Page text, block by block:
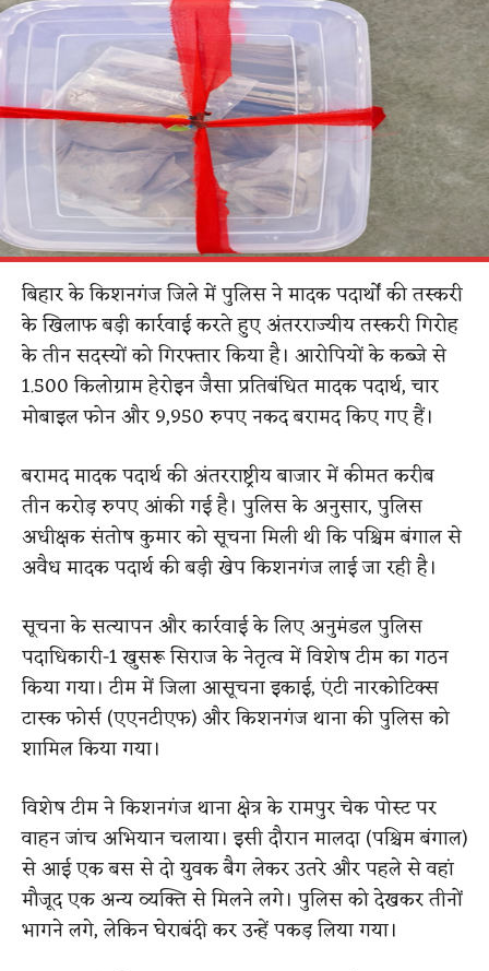
बिहार के किशनगंज जिले में पुलिस ने मादक पदार्थों की तस्करी
के खिलाफ बड़ी कार्रवाई करते हुए अंतरराज्यीय तस्करी गिरोह
के तीन सदस्यों को गिरफ्तार किया है। आरोपियों के कब्जे से
1.500 किलोग्राम हेरोइन जैसा प्रतिबंधित मादक पदार्थ, चार
मोबाइल फोन और 9,950 रुपए नकद बरामद किए गए हैं।
बरामद मादक पदार्थ की अंतरराष्ट्रीय बाजार में कीमत करीब
तीन करोड़ रुपए आंकी गई है। पुलिस के अनुसार, पुलिस
अधीक्षक संतोष कुमार को सूचना मिली थी कि पश्चिम बंगाल से
अवैध मादक पदार्थ की बड़ी खेप किशनगंज लाई जा रही है।
सूचना के सत्यापन और कार्रवाई के लिए अनुमंडल पुलिस
पदाधिकारी-1 खुसरू सिराज के नेतृत्व में विशेष टीम का गठन
किया गया। टीम में जिला आसूचना इकाई, एंटी नारकोटिक्स
टास्क फोर्स (एएनटीएफ) और किशनगंज थाना की पुलिस को
शामिल किया गया।
विशेष टीम ने किशनगंज थाना क्षेत्र के रामपुर चेक पोस्ट पर
वाहन जांच अभियान चलाया। इसी दौरान मालदा (पश्चिम बंगाल)
से आई एक बस से दो युवक बैग लेकर उतरे और पहले से वहां
मौजूद एक अन्य व्यक्ति से मिलने लगे। पुलिस को देखकर तीनों
भागने लगे, लेकिन घेराबंदी कर उन्हें पकड़ लिया गया।